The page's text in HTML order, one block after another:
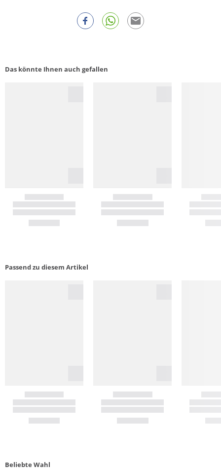
Das könnte Ihnen auch gefallen
Passend zu diesem Artikel
Beliebte Wahl